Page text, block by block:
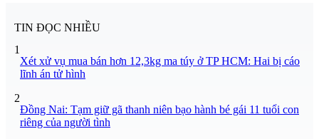
TIN ĐỌC NHIỀU
1
Xét xử vụ mua bán hơn 12,3kg ma túy ở TP HCM: Hai bị cáo
lĩnh án tử hình
2
Đồng Nai: Tạm giữ gã thanh niên bạo hành bé gái 11 tuổi con
riêng của người tình